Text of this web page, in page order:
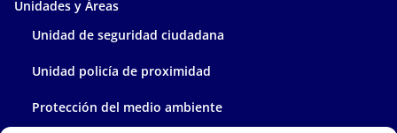
Unidades y Áreas
Unidad de seguridad ciudadana
Unidad policía de proximidad
Protección del medio ambiente